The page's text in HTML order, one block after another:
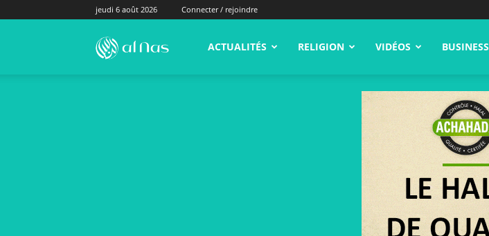
jeudi 6 août 2026 Connecter / rejoindre
alNas.fr ACTUALITÉS RELIGION VIDÉOS BUSINESS